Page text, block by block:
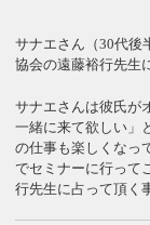
サナエさん（30代後
協会の遠藤裕行先生
サナエさんは彼氏が
一緒に来て欲しい」
の仕事も楽しくなっ
でセミナーに行って
行先生に占って頂く